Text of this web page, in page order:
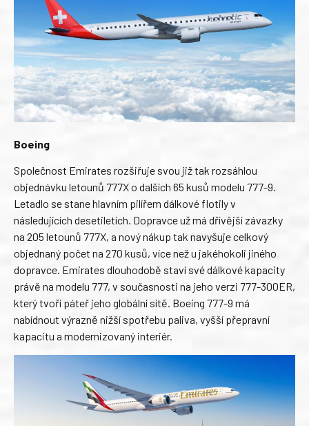
Boeing
Společnost Emirates rozšiřuje svou již tak rozsáhlou
objednávku letounů 777X o dalších 65 kusů modelu 777-9.
Letadlo se stane hlavním pilířem dálkové flotily v
následujících desetiletích. Dopravce už má dřívější závazky
na 205 letounů 777X, a nový nákup tak navyšuje celkový
objednaný počet na 270 kusů, více než u jakéhokoli jiného
dopravce. Emirates dlouhodobě staví své dálkové kapacity
právě na modelu 777, v současnosti na jeho verzi 777-300ER,
který tvoří páteř jeho globální sítě. Boeing 777-9 má
nabídnout výrazně nižší spotřebu paliva, vyšší přepravní
kapacitu a modernizovaný interiér.